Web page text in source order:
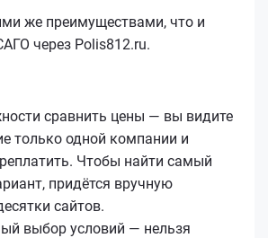
же преимуществами, что и
через Polis812.ru.
сравнить цены — вы видите
только одной компании и
Чтобы найти самый
придётся вручную
сайтов.
выбор условий — нельзя